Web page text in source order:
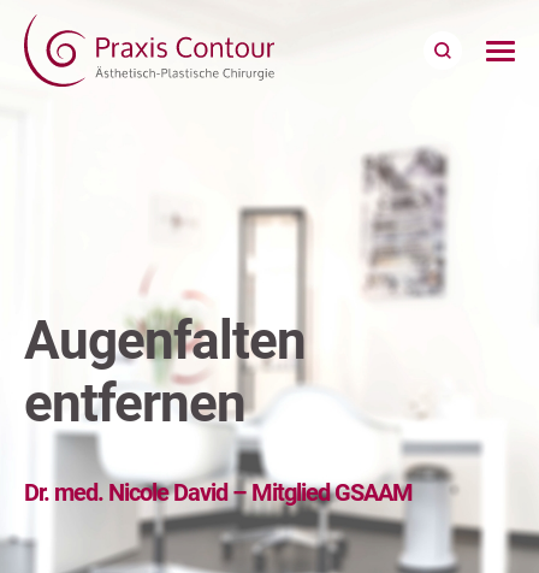
Augenfalten
entfernen
Dr. med. Nicole David – Mitglied GSAAM